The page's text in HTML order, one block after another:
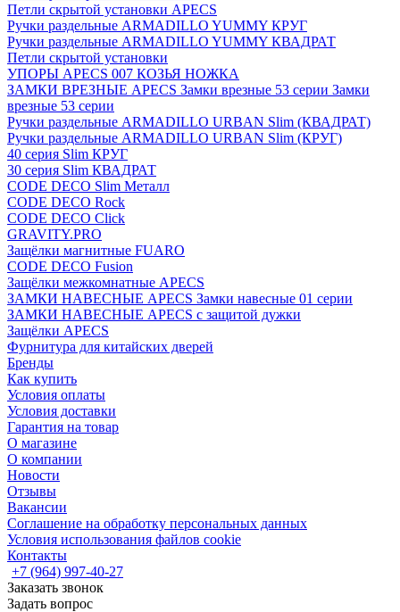
Петли скрытой установки APECS
Ручки раздельные ARMADILLO YUMMY КРУГ
Ручки раздельные ARMADILLO YUMMY КВАДРАТ
Петли скрытой установки
УПОРЫ APECS 007 КОЗЬЯ НОЖКА
ЗАМКИ ВРЕЗНЫЕ APECS Замки врезные 53 серии Замки
врезные 53 серии
Ручки раздельные ARMADILLO URBAN Slim (КВАДРАТ)
Ручки раздельные ARMADILLO URBAN Slim (КРУГ)
40 серия Slim КРУГ
30 серия Slim КВАДРАТ
CODE DECO Slim Металл
CODE DECO Rock
CODE DECO Click
GRAVITY.PRO
Защёлки магнитные FUARO
CODE DECO Fusion
Защёлки межкомнатные APECS
ЗАМКИ НАВЕСНЫЕ APECS Замки навесные 01 серии
ЗАМКИ НАВЕСНЫЕ APECS с защитой дужки
Защёлки APECS
Фурнитура для китайских дверей
Бренды
Как купить
Условия оплаты
Условия доставки
Гарантия на товар
О магазине
О компании
Новости
Отзывы
Вакансии
Соглашение на обработку персональных данных
Условия использования файлов cookie
Контакты
+7 (964) 997-40-27
Заказать звонок
Задать вопрос